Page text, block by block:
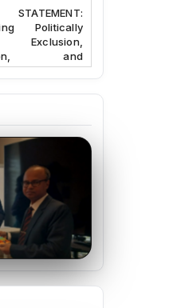
Politically
Exclusion,
and
in the
Governance
Profession in
ALERT:
of Two
Teachers on
of
— A Gross
of Justice,
Freedom, and
ALERT:
Deep
over the